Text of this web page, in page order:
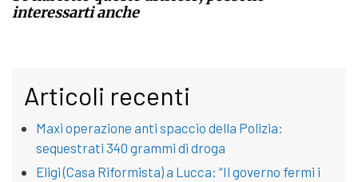
interessarti anche
Articoli recenti
Maxi operazione anti spaccio della Polizia:
sequestrati 340 grammi di droga
Eligi (Casa Riformista) a Lucca: “Il governo fermi i